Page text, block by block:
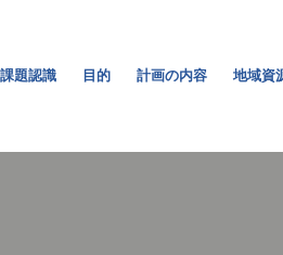
題認識 目的 計画の内容 地域資